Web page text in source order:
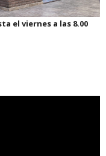
el viernes a las 8.00